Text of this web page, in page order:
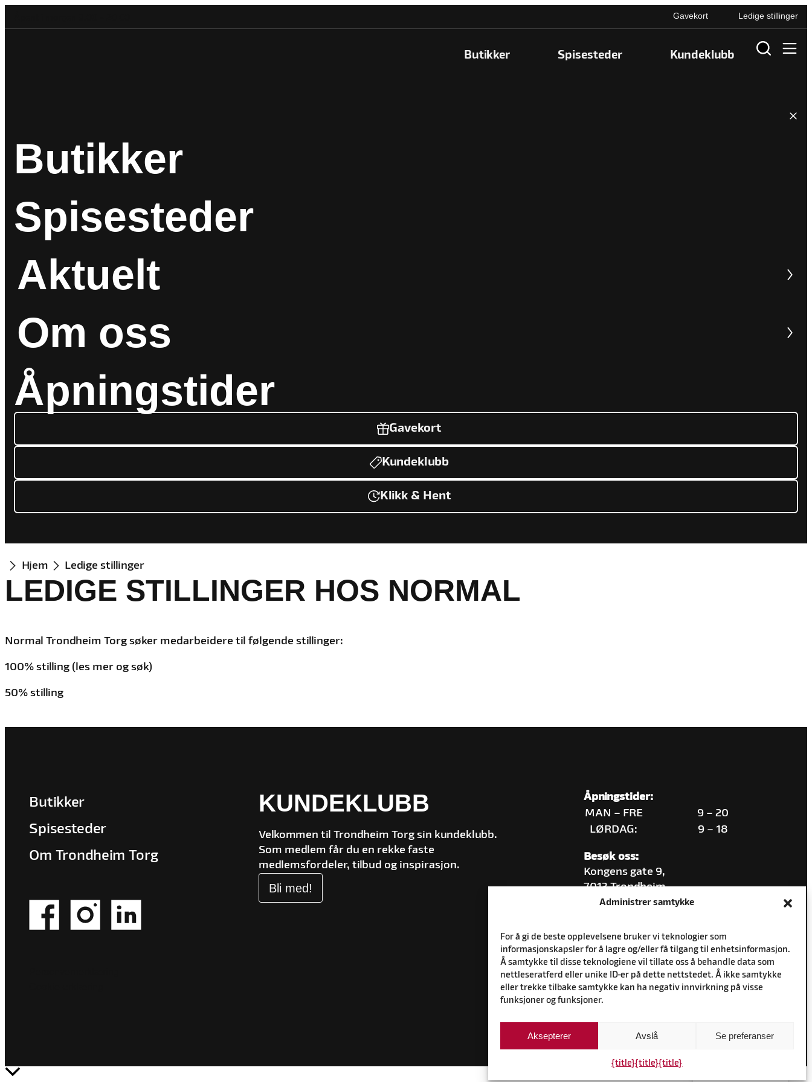
Gavekort Ledige stillinger
Butikker Spisesteder Kundeklubb
Butikker
Spisesteder
Aktuelt
Om oss
Åpningstider
Gavekort
Kundeklubb
Klikk & Hent
Hjem Ledige stillinger
LEDIGE STILLINGER HOS NORMAL
Normal Trondheim Torg søker medarbeidere til følgende stillinger:
100% stilling (les mer og søk)
50% stilling
Butikker
Spisesteder
Om Trondheim Torg
KUNDEKLUBB
Velkommen til Trondheim Torg sin kundeklubb.
Som medlem får du en rekke faste
medlemsfordeler, tilbud og inspirasjon.
Bli med!
Åpningstider:
MAN – FRE
9 – 20
LØRDAG:
9 – 18
Besøk oss:
Kongens gate 9,
7013 Trondheim
Administrer samtykke
For å gi de beste opplevelsene bruker vi teknologier som
informasjonskapsler for å lagre og/eller få tilgang til enhetsinformasjon.
Å samtykke til disse teknologiene vil tillate oss å behandle data som
nettleseratferd eller unike ID-er på dette nettstedet. Å ikke samtykke
eller trekke tilbake samtykke kan ha negativ innvirkning på visse
funksjoner og funksjoner.
Aksepterer Avslå Se preferanser
{title}{title}{title}